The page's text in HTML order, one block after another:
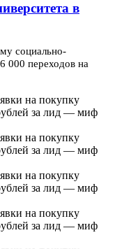
в
социально-
000 переходов на